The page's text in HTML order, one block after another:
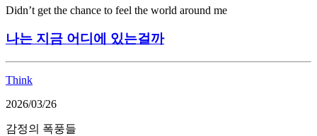
Didn’t get the chance to feel the world around me
나는 지금 어디에 있는걸까
Think
2026/03/26
감정의 폭풍들